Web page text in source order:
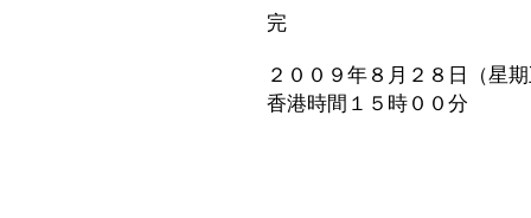
完
２００９年８月２８日（星
香港時間１５時００分